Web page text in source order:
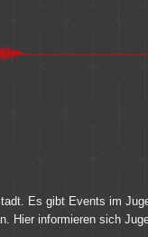
Es gibt Events im
Hier informieren sich